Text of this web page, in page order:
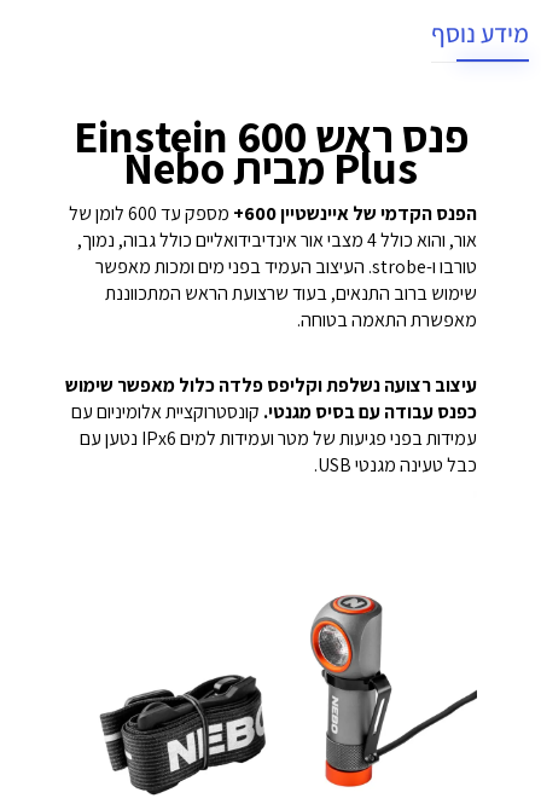
מידע נוסף
פנס ראש Einstein 600
Plus מבית Nebo
הפנס הקדמי של איינשטיין 600+
מספק עד 600 לומן של
אור, והוא כולל 4 מצבי אור אינדיבידואליים כולל גבוה, נמוך,
טורבו ו-strobe. העיצוב העמיד בפני מים ומכות מאפשר
שימוש ברוב התנאים, בעוד שרצועת הראש המתכווננת
מאפשרת התאמה בטוחה.
עיצוב רצועה נשלפת וקליפס פלדה כלול מאפשר שימוש
כפנס עבודה עם בסיס מגנטי. קונסטרוקציית אלומיניום עם
עמידות בפני פגיעות של מטר ועמידות למים IPx6 נטען עם
כבל טעינה מגנטי USB.